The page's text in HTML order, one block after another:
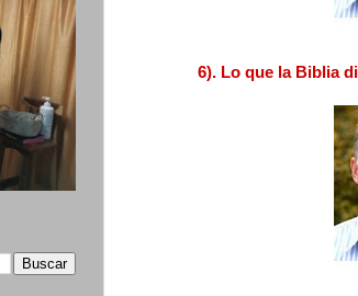
6). Lo que la Biblia